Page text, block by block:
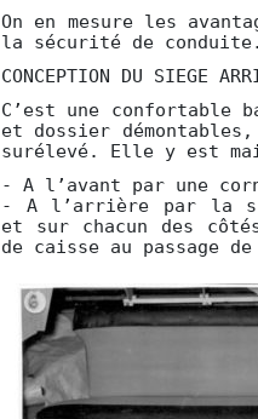
On en mesure les
la sécurité de
CONCEPTION DU SIEGE
C’est une confortable
et dossier
surélevé. Elle y est
- A l’avant par une
- A l’arrière par la
et sur chacun des
de caisse au passage